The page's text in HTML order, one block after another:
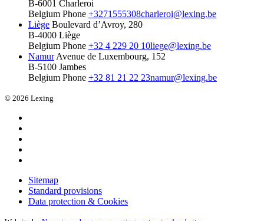
B-6001 Charleroi
Belgium Phone +3271555308charleroi@lexing.be
Liège Boulevard d’Avroy, 280
B-4000 Liège
Belgium Phone +32 4 229 20 10liege@lexing.be
Namur Avenue de Luxembourg, 152
B-5100 Jambes
Belgium Phone +32 81 21 22 23namur@lexing.be
© 2026 Lexing
Sitemap
Standard provisions
Data protection & Cookies